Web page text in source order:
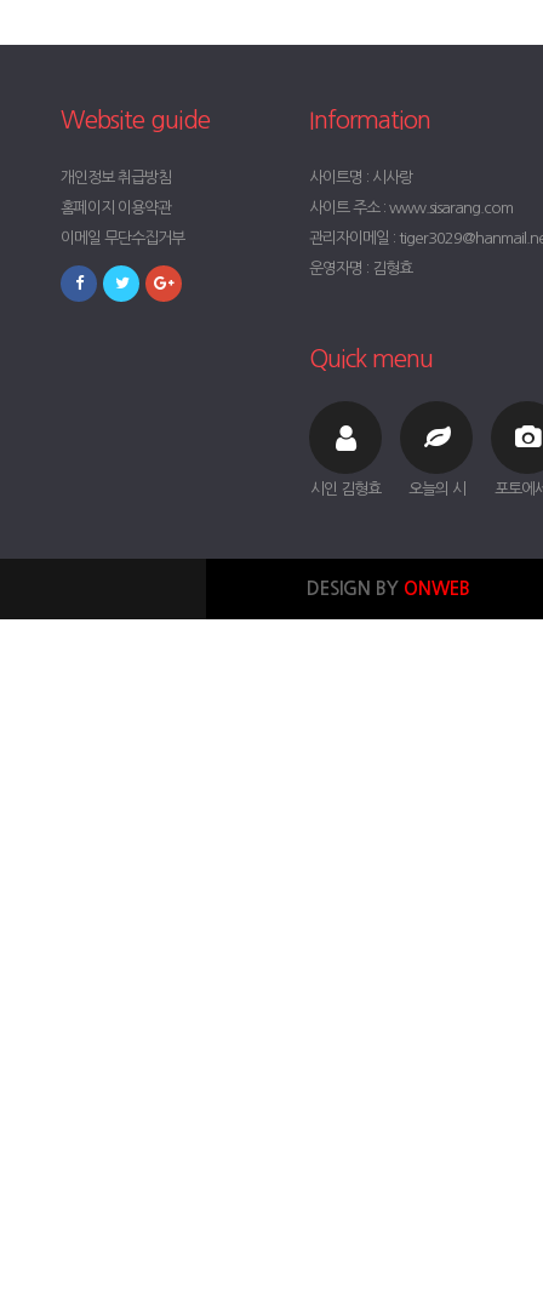
Website guide
개인정보 취급방침
홈페이지 이용약관
이메일 무단수집거부
Information
사이트명 : 시사랑
사이트 주소 : www.sisarang.com
관리자이메일 :
운영자명 : 김형효
Quick menu
시인 김형효 오늘의 시 포토에
DESIGN BY ONWEB